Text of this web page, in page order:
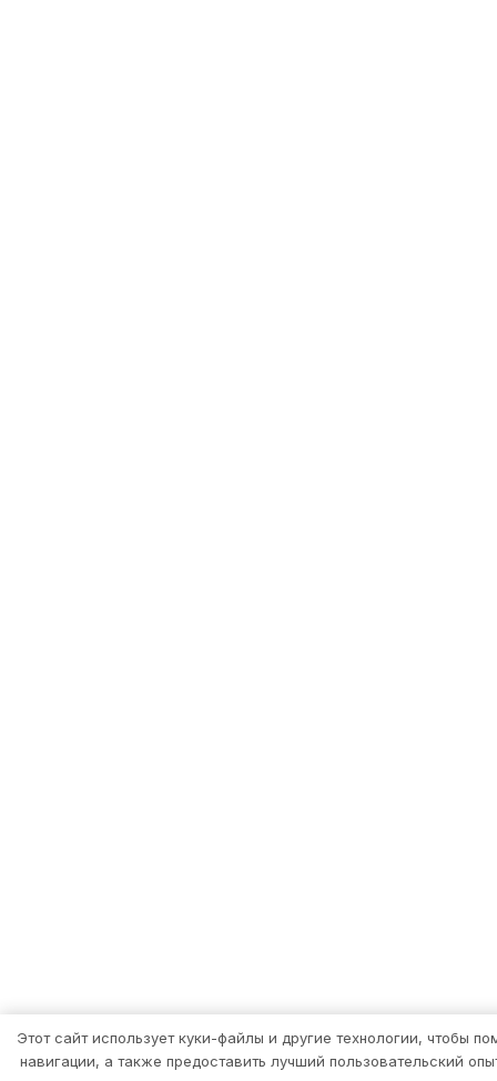
Этот сайт использует куки-файлы и другие технологии, чтобы
навигации, а также предоставить лучший пользовательский